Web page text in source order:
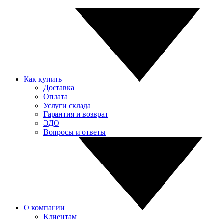
Как купить
Доставка
Оплата
Услуги склада
Гарантия и возврат
ЭДО
Вопросы и ответы
О компании
Клиентам